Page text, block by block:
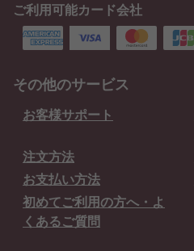
ご利用可能カード会社
その他のサービス
お客様サポート
注文方法
お支払い方法
初めてご利用の方へ・よ
くあるご質問